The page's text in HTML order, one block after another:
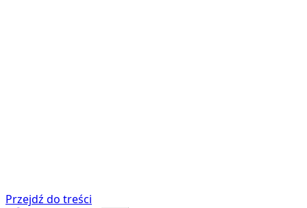
Przejdź do treści